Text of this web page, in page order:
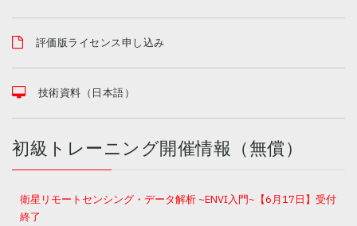
評価版ライセンス申し込み
技術資料（日本語）
初級トレーニング開催情報（無償）
衛星リモートセンシング・データ解析 ~ENVI入門~【6月17日】受付
終了